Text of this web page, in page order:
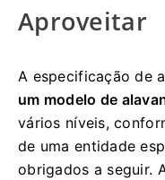
Aproveitar
A especificação de
um modelo de
vários níveis,
de uma entidade
obrigados a seguir.